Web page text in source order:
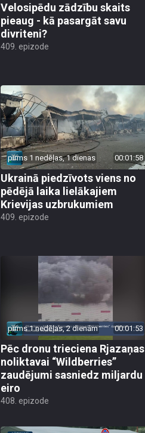
Velosipēdu zādzību skaits
pieaug - kā pasargāt savu
divriteni?
409. epizode
pirms 1 nedēļas, 1 dienas 00:01:58
Ukrainā piedzīvots viens no
pēdējā laika lielākajiem
Krievijas uzbrukumiem
409. epizode
pirms 1 nedēļas, 2 dienām 00:01:53
Pēc dronu trieciena Rjazaņas
noliktavai “Wildberries”
zaudējumi sasniedz miljardu
eiro
408. epizode